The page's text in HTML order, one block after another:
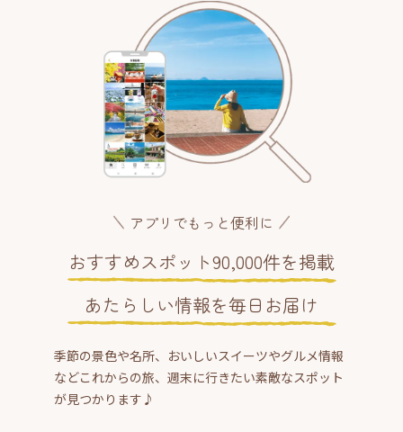
アプリでもっと便利に
おすすめスポット90,000件を掲載
あたらしい情報を毎日お届け
季節の景色や名所、おいしいスイーツやグルメ情報
などこれからの旅、週末に行きたい素敵なスポット
が見つかります♪